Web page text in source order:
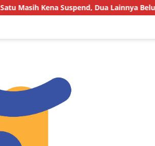
Suspend, Dua Lainnya Belum Jalan